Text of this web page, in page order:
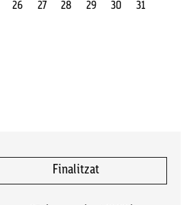
26
27
28
29
30
31
Finalitzat